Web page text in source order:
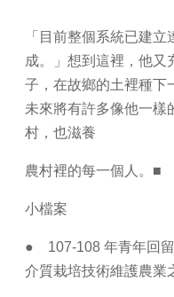
「目前整個系統已建
成。」想到這裡，他又
子，在故鄉的土裡種下
未來將有許多像他一樣
村，也滋養
農村裡的每一個人。■
小檔案
● 107-108 年青年回留
介質栽培技術維護農業